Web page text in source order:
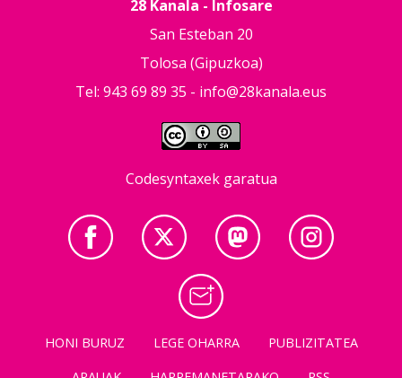
28 Kanala - Infosare
San Esteban 20
Tolosa (Gipuzkoa)
Tel: 943 69 89 35 - info@28kanala.eus
Codesyntaxek garatua
HONI BURUZ LEGE OHARRA
PUBLIZITATEA